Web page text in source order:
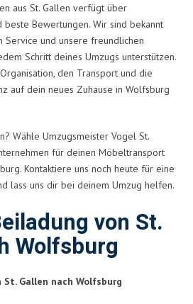
aus St. Gallen verfügt über
Bewertungen. Wir sind bekannt
Service und unsere freundlichen
Schritt deines Umzugs unterstützen.
den Transport und die
auf dein neues Zuhause in Wolfsburg
Wähle Umzugsmeister Vogel St.
für deinen Möbeltransport
Kontaktiere uns noch heute für eine
lass uns dir bei deinem Umzug helfen.
von St.
Wolfsburg
St. Gallen nach Wolfsburg